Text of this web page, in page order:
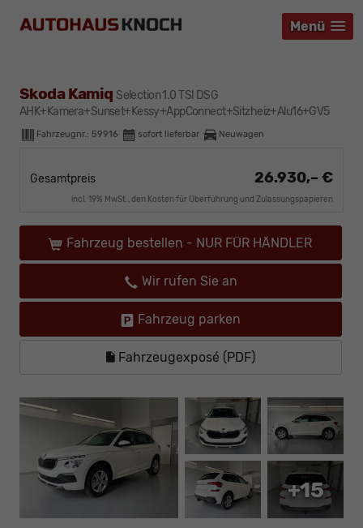
Menü
Menü
Menü
Skoda Kamiq Selection 1.0 TSI DSG
AHK+Kamera+Sunset+Kessy+AppConnect+Sitzheiz+Alu16+GV5
Fahrzeugnr.: 59916 sofort lieferbar Neuwagen
Gesamtpreis 26.930,– €
incl. 19% MwSt., den Kosten für Überführung und Zulassungspapieren
Fahrzeug bestellen - NUR FÜR HÄNDLER
Wir rufen Sie an
Fahrzeug parken
Fahrzeugexposé (PDF)
+15